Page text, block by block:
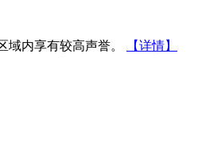
内享有较高声誉。
【详情】